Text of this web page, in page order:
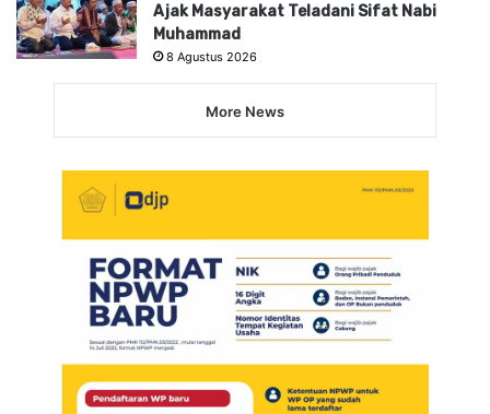
Ajak Masyarakat Teladani Sifat Nabi
Muhammad
8 Agustus 2026
More News